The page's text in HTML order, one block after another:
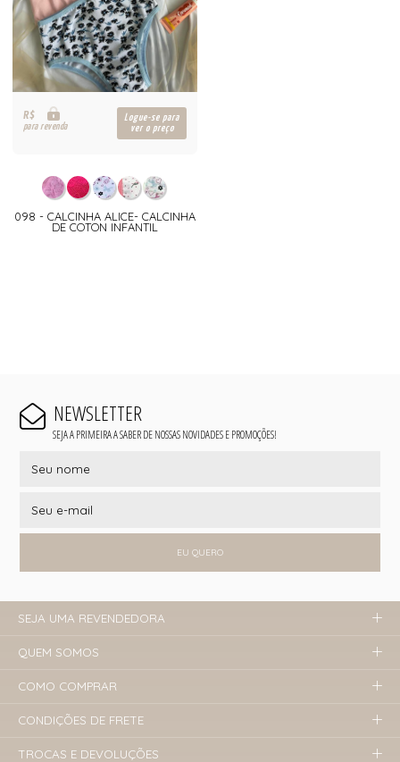
R$
para revenda
Logue-se para
ver o preço
098 - CALCINHA ALICE- CALCINHA
DE COTON INFANTIL
NEWSLETTER
SEJA A PRIMEIRA A SABER DE NOSSAS NOVIDADES E PROMOÇÕES!
EU QUERO
SEJA UMA REVENDEDORA
QUEM SOMOS
COMO COMPRAR
CONDIÇÕES DE FRETE
TROCAS E DEVOLUÇÕES